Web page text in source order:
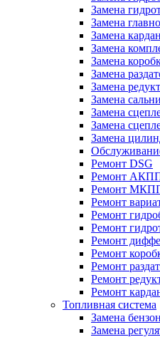
Замена
Замена
Замена
Замена
Замена
Замена
Замена
Замена
Замена
Замена
Замена
Ремонт DSG
Ремонт
Ремонт
Ремонт
Ремонт
Ремонт
Ремонт
Ремонт
Ремонт
Ремонт
Ремонт
Топливная система
Замена
Замена